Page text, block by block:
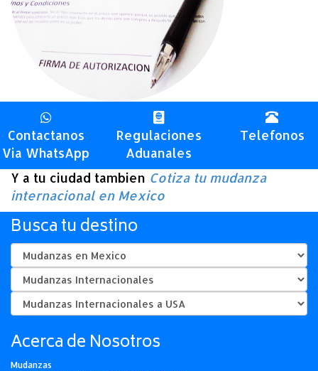
Contactanos
Via WhatsApp
Regulaciones
Aduanales
Telefonos
Y a tu ciudad tambien Cotiza tu mudanza
internacional en Mexico
Busca tu destino
Acerca de Nosotros
Mudanzas